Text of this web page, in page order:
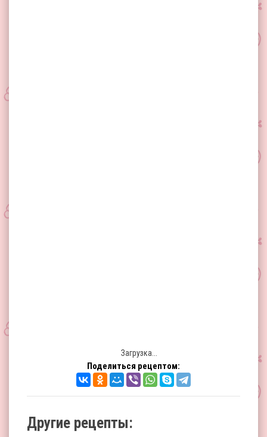
Загрузка...
Поделиться рецептом:
Другие рецепты: